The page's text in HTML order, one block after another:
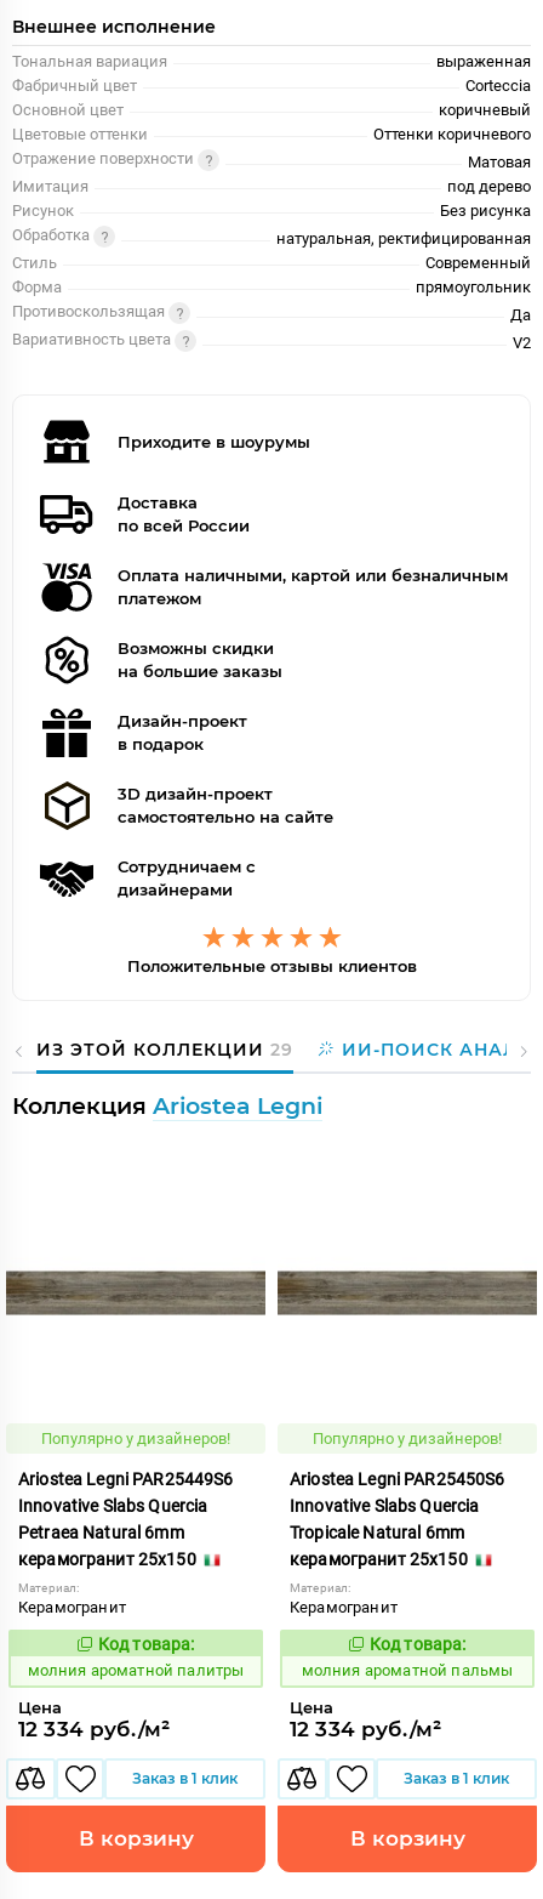
Внешнее исполнение
Тональная вариация
выраженная
Фабричный цвет
Corteccia
Основной цвет
коричневый
Цветовые оттенки
Оттенки коричневого
Отражение поверхности
Матовая
Имитация
под дерево
Рисунок
Без рисунка
Обработка
натуральная, ректифицированная
Стиль
Современный
Форма
прямоугольник
Противоскользящая
Да
Вариативность цвета
V2
Приходите в шоурумы
Доставка
по всей России
Оплата наличными, картой или безналичным
платежом
Возможны скидки
на большие заказы
Дизайн-проект
в подарок
3D дизайн-проект
самостоятельно на сайте
Сотрудничаем с
дизайнерами
Положительные отзывы клиентов
ИЗ ЭТОЙ КОЛЛЕКЦИИ 29 ИИ-ПОИСК
Коллекция Ariostea Legni
Популярно у дизайнеров!
Ariostea Legni PAR25449S6
Innovative Slabs Quercia
Petraea Natural 6mm
керамогранит 25x150
Материал:
Керамогранит
1000316
Код товара:
молния ароматной палитры
Цена
12 334 руб./м²
Заказ в 1 клик
В корзину
Популярно у дизайнеров!
Ariostea Legni PAR25450S6
Innovative Slabs Quercia
Tropicale Natural 6mm
керамогранит 25x150
Материал:
Керамогранит
1000317
Код товара:
молния ароматной пальмы
Цена
12 334 руб./м²
Заказ в 1 клик
В корзину